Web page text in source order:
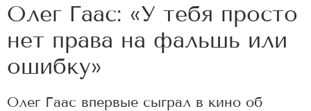
Олег Гаас: «У тебя просто
нет права на фальшь или
ошибку»
Олег Гаас впервые сыграл в кино об